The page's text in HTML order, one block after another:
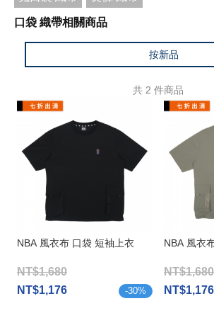
口袋 織帶相關商品
按新品
共 2 件商品
NBA 風衣布 口袋 短袖上衣
NT$1,680
NT$1,176
-30%
NBA 風衣
NT$1,680
NT$1,176